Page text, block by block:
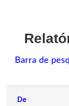
Barra de
De